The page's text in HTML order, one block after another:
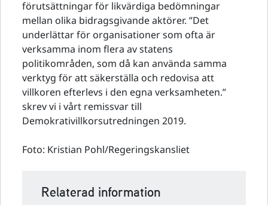
förutsättningar för likvärdiga bedömningar
mellan olika bidragsgivande aktörer. ”Det
underlättar för organisationer som ofta är
verksamma inom flera av statens
politikområden, som då kan använda samma
verktyg för att säkerställa och redovisa att
villkoren efterlevs i den egna verksamheten.”
skrev vi i vårt remissvar till
Demokrativillkorsutredningen 2019.
Foto: Kristian Pohl/Regeringskansliet
Relaterad information